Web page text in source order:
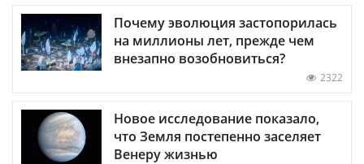
Почему эволюция застопорилась
на миллионы лет, прежде чем
внезапно возобновиться?
2322
Новое исследование показало,
что Земля постепенно заселяет
Венеру жизнью